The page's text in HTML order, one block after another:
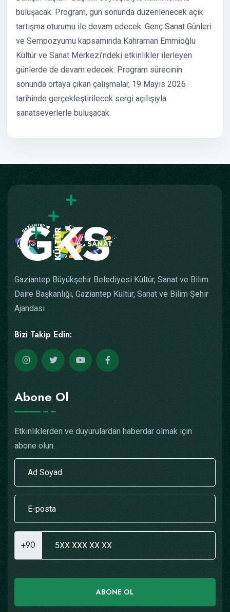
buluşacak. Program, gün sonunda düzenlenecek açık
tartışma oturumu ile devam edecek. Genç Sanat Günleri
ve Sempozyumu kapsamında Kahraman Emmioğlu
Kültür ve Sanat Merkezi’ndeki etkinlikler ilerleyen
günlerde de devam edecek. Program sürecinin
sonunda ortaya çıkan çalışmalar, 19 Mayıs 2026
tarihinde gerçekleştirilecek sergi açılışıyla
sanatseverlerle buluşacak.
Gaziantep Büyükşehir Belediyesi Kültür, Sanat ve Bilim
Daire Başkanlığı, Gaziantep Kültür, Sanat ve Bilim Şehir
Ajandası
Bizi Takip Edin:
Abone Ol
Etkinliklerden ve duyurulardan haberdar olmak için
abone olun.
+90
ABONE OL